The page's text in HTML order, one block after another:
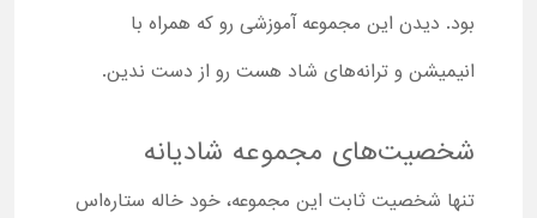
بود. دیدن این مجموعه آموزشی رو که همراه با
انیمیشن و ترانه‌های شاد هست رو از دست ندین.
شخصیت‌های مجموعه شادیانه
تنها شخصیت ثابت این مجموعه، خود خاله ستاره‌اس